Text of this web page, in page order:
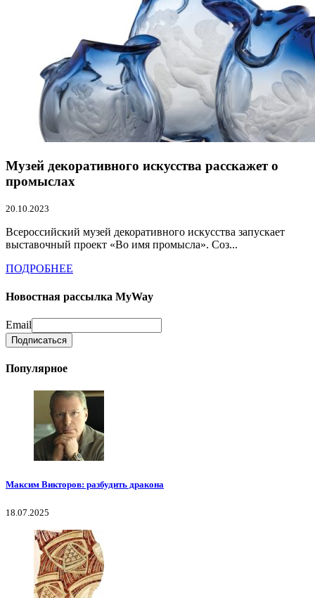
Музей декоративного искусства расскажет о
промыслах
20.10.2023
Всероссийский музей декоративного искусства запускает
выставочный проект «Во имя промысла». Соз...
ПОДРОБНЕЕ
Новостная рассылка MyWay
Email
Популярное
Максим Викторов: разбудить дракона
18.07.2025